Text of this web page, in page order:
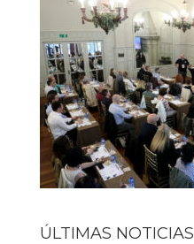
ÚLTIMAS NOTICIAS